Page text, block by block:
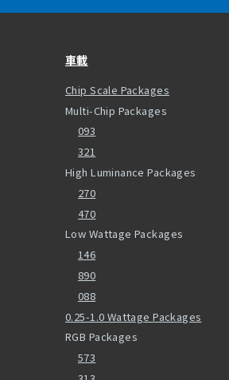
車載
Chip Scale Packages
Multi-Chip Packages
093
321
High Luminance Packages
270
470
Low Wattage Packages
146
890
088
0.25-1.0 Wattage Packages
RGB Packages
573